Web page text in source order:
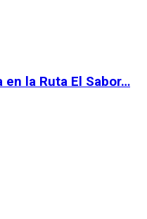
en la Ruta El Sabor…